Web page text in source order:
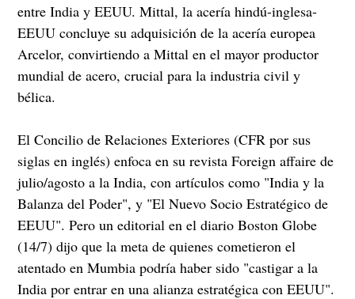
entre India y EEUU. Mittal, la acería hindú-inglesa-
EEUU concluye su adquisición de la acería europea
Arcelor, convirtiendo a Mittal en el mayor productor
mundial de acero, crucial para la industria civil y
bélica.
El Concilio de Relaciones Exteriores (CFR por sus
siglas en inglés) enfoca en su revista Foreign affaire de
julio/agosto a la India, con artículos como "India y la
Balanza del Poder", y "El Nuevo Socio Estratégico de
EEUU". Pero un editorial en el diario Boston Globe
(14/7) dijo que la meta de quienes cometieron el
atentado en Mumbia podría haber sido "castigar a la
India por entrar en una alianza estratégica con EEUU".